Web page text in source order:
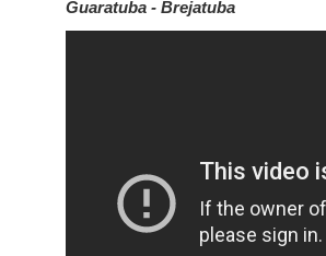
Guaratuba - Brejatuba